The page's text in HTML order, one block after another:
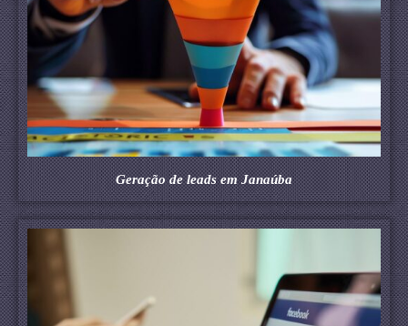
Geração de leads em Janaúba